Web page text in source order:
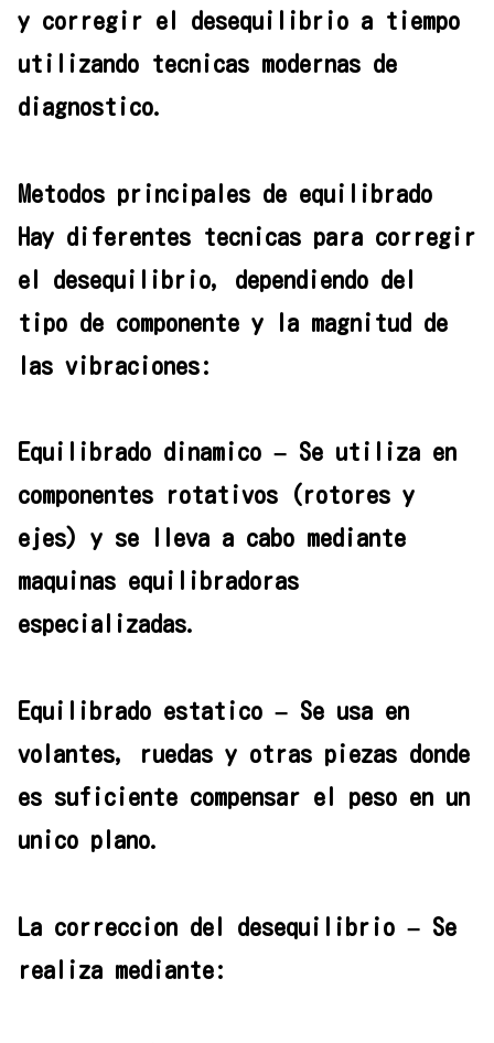
y corregir el desequilibrio a tiempo
utilizando tecnicas modernas de
diagnostico.
Metodos principales de equilibrado
Hay diferentes tecnicas para corregir
el desequilibrio, dependiendo del
tipo de componente y la magnitud de
las vibraciones:
Equilibrado dinamico – Se utiliza en
componentes rotativos (rotores y
ejes) y se lleva a cabo mediante
maquinas equilibradoras
especializadas.
Equilibrado estatico – Se usa en
volantes, ruedas y otras piezas donde
es suficiente compensar el peso en un
unico plano.
La correccion del desequilibrio – Se
realiza mediante: